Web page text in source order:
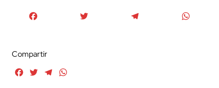
Compartir
FacebookTwitterTelegram